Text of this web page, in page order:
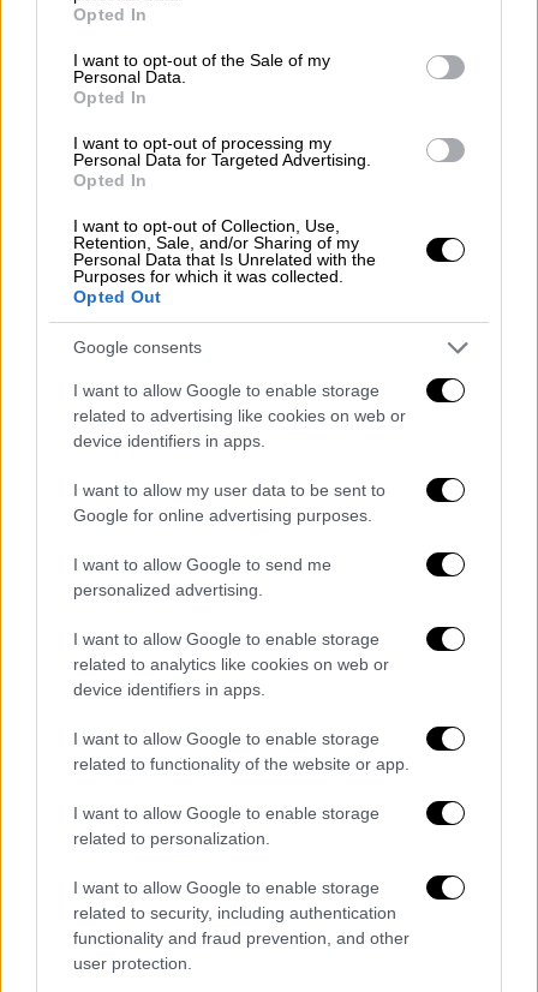
use your data for below specified purposes in below Google
consent section.
Opted In
I want to opt-out of the Sale of my
Personal Data.
Opted In
I want to opt-out of processing my
Personal Data for Targeted Advertising.
Opted In
I want to opt-out of Collection, Use,
Retention, Sale, and/or Sharing of my
Personal Data that Is Unrelated with the
Purposes for which it was collected.
Opted Out
Google consents
I want to allow Google to enable storage
related to advertising like cookies on web or
device identifiers in apps.
I want to allow my user data to be sent to
Google for online advertising purposes.
I want to allow Google to send me
personalized advertising.
I want to allow Google to enable storage
related to analytics like cookies on web or
device identifiers in apps.
I want to allow Google to enable storage
related to functionality of the website or app.
I want to allow Google to enable storage
related to personalization.
I want to allow Google to enable storage
related to security, including authentication
functionality and fraud prevention, and other
user protection.
Περιφερειάρχη
υποψηφίους δεν κατάφερε να συγκεντρώσει
το απαιτούμενο ποσοστό για εκλογή από τον
Στην πρώτη Κυριακή προηγείται ο
Δυναμική»,Αλκιβιάδης Στεφανής
με 39,98%.
Στην δεύτερη θέση έρχεται ο νυν
Περιφερειάρχης και επικεφαλής του
συνδυασμού «Άλμα Ανάπτυξης στο Βόρειο
Αιγαίο»,Κώστας Μουτζούρης
με ποσοστό
33.81%.
Τα σχολιά σας δημοσιεύονται άμεσα με δική σας ευθύνη. Το
ΕΘΝΟΣ θα παρεμβαίνει και τα προσβλητικά σχόλια θα
διαγράφονται
καταχώρηση
Διαβάστε ακόμη
Kadebostany στο ethnos.gr: «Κάποτε
πίστευα ότι το να είσαι outsider ήταν
αδυναμία, τώρα το βλέπω ως δύναμη»